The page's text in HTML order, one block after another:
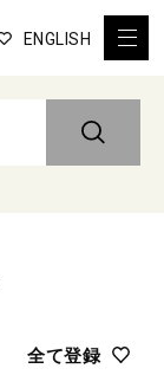
ENGLISH
全て登録